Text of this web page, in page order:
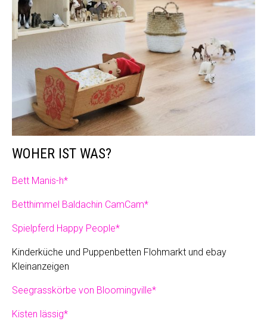
WOHER IST WAS?
Bett Manis-h*
Betthimmel Baldachin CamCam*
Spielpferd Happy People*
Kinderküche und Puppenbetten Flohmarkt und ebay
Kleinanzeigen
Seegrasskörbe von Bloomingville*
Kisten lässig*